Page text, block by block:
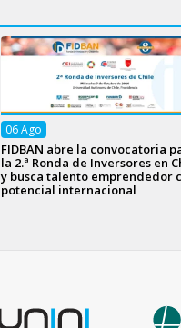
06Ago
FIDBAN abre la convocatoria
la 2.ª Ronda de Inversores en
y busca talento emprendedor
potencial internacional